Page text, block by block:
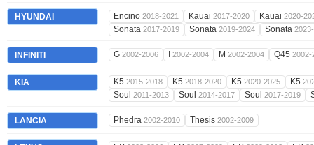
HYUNDAI Encino 2018-2021 Kauai 2017-2020 Kauai 2020-
Sonata 2017-2019 Sonata 2019-2024 Sonata
INFINITI G 2002-2006 2002-2004 M 2002-2004 Q45 2002-
KIA K5 2015-2018 K5 2018-2020 K5 2020-2025 K5
Soul 2011-2013 Soul 2014-2017 Soul 2017-2019
LANCIA Phedra 2002-2010 Thesis 2002-2009